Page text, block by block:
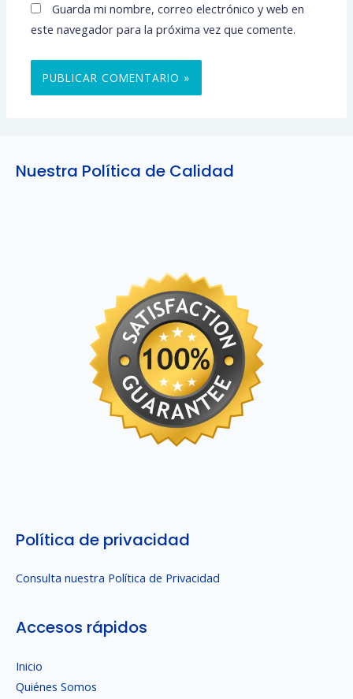
Guarda mi nombre, correo electrónico y web en
este navegador para la próxima vez que comente.
Nuestra Política de Calidad
Política de privacidad
Consulta nuestra Política de Privacidad
Accesos rápidos
Inicio
Quiénes Somos